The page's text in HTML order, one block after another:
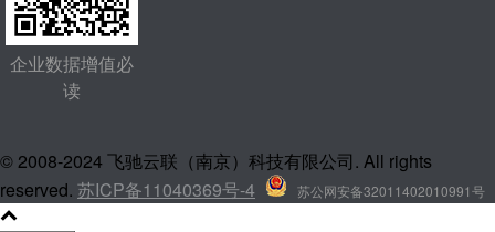
企业数据增值必
读
© 2008-2024 飞驰云联（南京）科技有限公司. All rights
reserved. 苏ICP备11040369号-4 苏公网安备32011402010991号